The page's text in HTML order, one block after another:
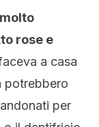
rose e
a casa
potrebbero
per